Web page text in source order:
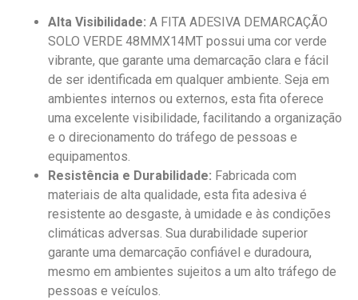
Alta Visibilidade: A FITA ADESIVA DEMARCAÇÃO
SOLO VERDE 48MMX14MT possui uma cor verde
vibrante, que garante uma demarcação clara e fácil
de ser identificada em qualquer ambiente. Seja em
ambientes internos ou externos, esta fita oferece
uma excelente visibilidade, facilitando a organização
e o direcionamento do tráfego de pessoas e
equipamentos.
Resistência e Durabilidade: Fabricada com
materiais de alta qualidade, esta fita adesiva é
resistente ao desgaste, à umidade e às condições
climáticas adversas. Sua durabilidade superior
garante uma demarcação confiável e duradoura,
mesmo em ambientes sujeitos a um alto tráfego de
pessoas e veículos.